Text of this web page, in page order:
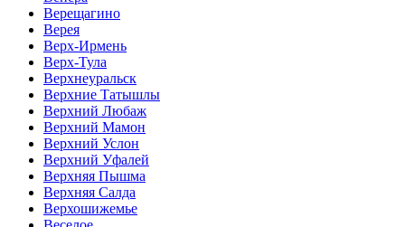
Верещагино
Верея
Верх-Ирмень
Верх-Тула
Верхнеуральск
Верхние Татышлы
Верхний Любаж
Верхний Мамон
Верхний Услон
Верхний Уфалей
Верхняя Пышма
Верхняя Салда
Верхошижемье